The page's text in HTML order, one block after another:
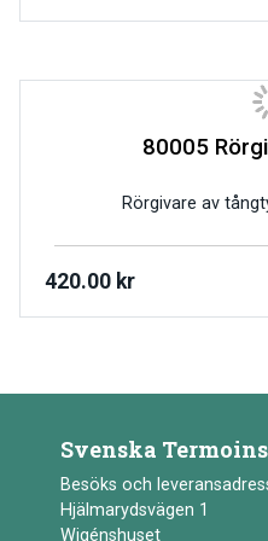
80005
Rörgivare av
420.00 kr
Svenska
Besöks och
Hjälmarydsvägen 1
Wigénshuset